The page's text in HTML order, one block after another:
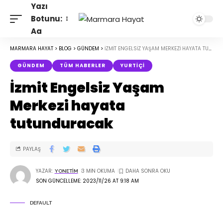
Yazı
Botunu:
Aa
MARMARA HAYAT > BLOG > GÜNDEM > İZMIT ENGELSIZ YAŞAM MERKEZI HAYATA TUTUNDURACAK
GÜNDEM TÜM HABERLER YURTIÇI
İzmit Engelsiz Yaşam
Merkezi hayata
tutunduracak
SON GÜNCELLEME: 2023/11/26 AT 9:18 AM
YAZAR: YONETIM 3 MIN OKUMA
PAYLAŞ
DEFAULT